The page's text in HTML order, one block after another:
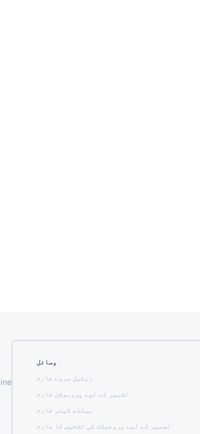
وسائل
ریٹیل سروے فارم
تشہیر کے لیے پروموشن فارم
ہیلتھ کیئر فارم
تعمیر کے لیے پروجیکٹ کی تشخیص کا فارم